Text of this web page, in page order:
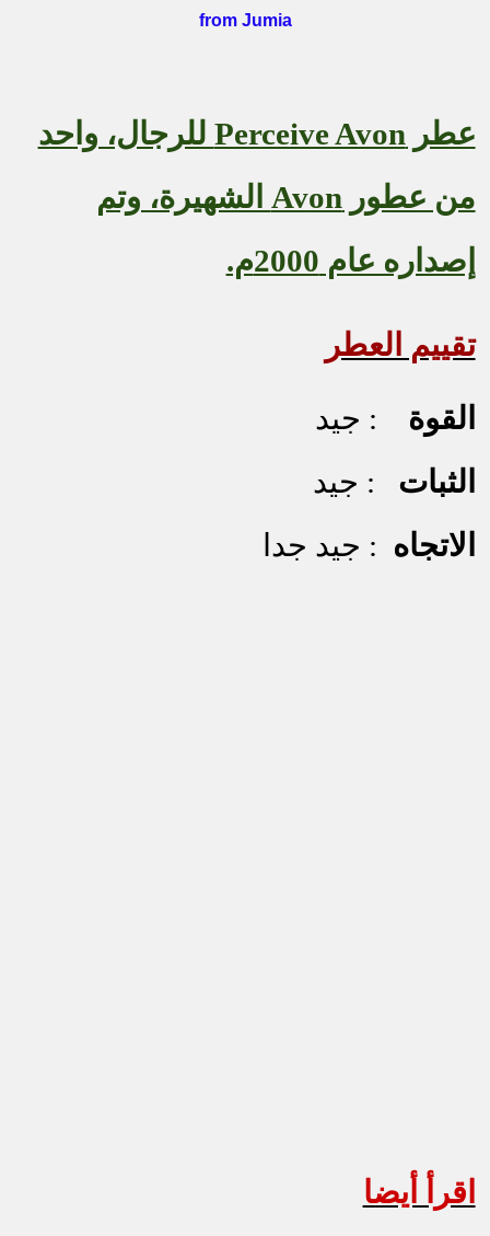
from Jumia
عطر Perceive Avon للرجال، واحد
من عطور Avon الشهيرة، وتم
إصداره عام 2000م.
تقييم العطر
القوة
: جيد
الثبات
: جيد
الاتجاه : جيد جدا
اقرأ أيضا